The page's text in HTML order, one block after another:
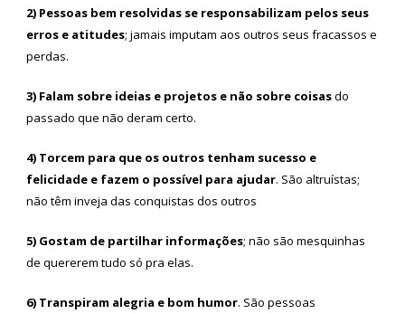
2) Pessoas bem resolvidas se responsabilizam pelos seus
erros e atitudes; jamais imputam aos outros seus fracassos e
perdas.
3) Falam sobre ideias e projetos e não sobre coisasdo
passado que não deram certo.
4) Torcem para que os outros tenham sucesso e
felicidade e fazem o possível para ajudar. São altruístas;
não têm inveja das conquistas dos outros
5) Gostam de partilhar informações; não são mesquinhas
de quererem tudo só pra elas.
6) Transpiram alegria e bom humor. São pessoas